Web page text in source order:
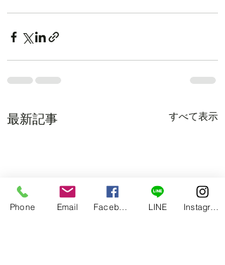
最新記事 すべて表示
Phone Email LINE